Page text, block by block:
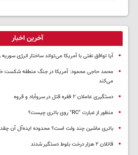
آخرین اخبار
آیا توافق نفتی با آمریکا می‌تواند ساختار انرژی
محمد حاجی محمود: آمریکا در جنگ منطقه شکست
می‌کند
دستگیری عاملان ۲ فقره قتل در سروآباد و قروه
منظور از عبارت "RC" روی باتری چیست؟
باتری ماشین چند ولت است؟ محدوده ایده‌آل آن
قاتلان ۲ هزار درخت بلوط دستگیر شدند